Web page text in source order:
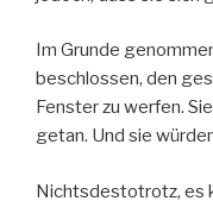
Im Grunde
beschlossen, den
Fenster zu werfen.
getan. Und sie
Nichtsdestotrotz, es